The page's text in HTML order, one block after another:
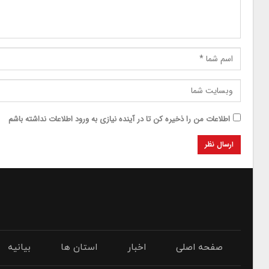
اطلاعات من را ذخیره کن تا در آینده نیازی به ورود اطلاعات نداشته باشم
صفحه اصلی اخبار استان ها بیانیه